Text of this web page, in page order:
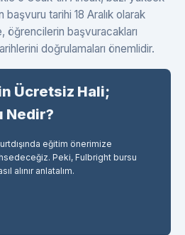
başvuru tarihi 18 Aralık olarak
öğrencilerin başvuracakları
doğrulamaları önemlidir.
Ücretsiz Hali;
Nedir?
eğitim önerimize
Peki, Fulbright bursu
alınır anlatalım.